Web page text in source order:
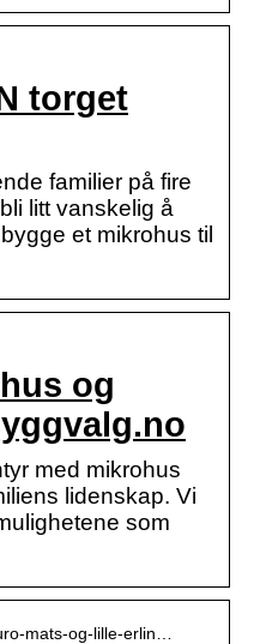
torget
familier på fire
litt vanskelig å
et mikrohus til
og
med mikrohus
lidenskap. Vi
som
mats-og-lille-erlin…